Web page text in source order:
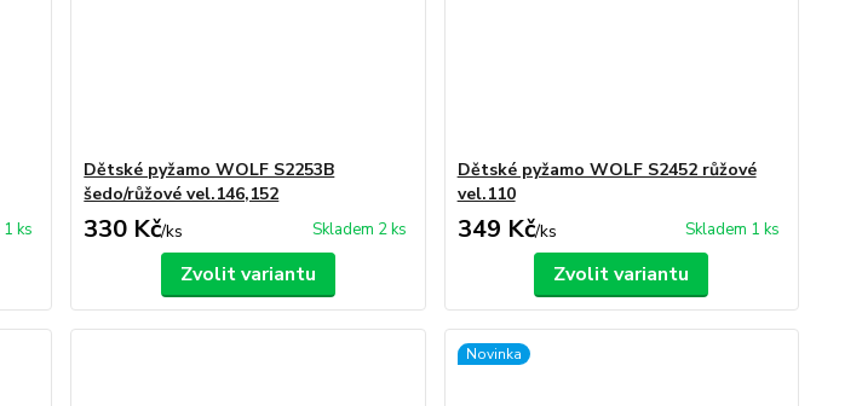
ks
Dětské pyžamo WOLF S2253B
šedo/růžové vel.146,152
330 Kč/ks Skladem 2 ks
Zvolit variantu
Dětské pyžamo WOLF S2452 růžové
vel.110
349 Kč/ks Skladem 1 ks
Zvolit variantu
Novinka